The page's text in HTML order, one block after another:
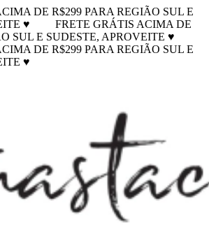
DE R$299 PARA REGIÃO SUL E
♥
FRETE GRÁTIS ACIMA DE
SUL E SUDESTE, APROVEITE ♥
DE R$299 PARA REGIÃO SUL E
♥